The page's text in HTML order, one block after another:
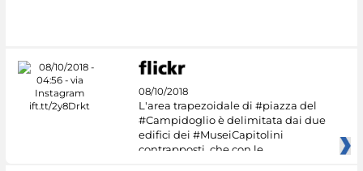
08/10/2018
L'area trapezoidale di #piazza del
#Campidoglio è delimitata dai due
edifici dei #MuseiCapitolini
contrapposti, che con le